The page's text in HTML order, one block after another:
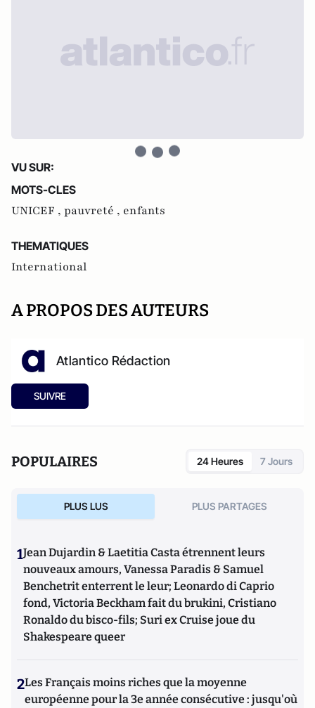
VU SUR:
MOTS-CLES
UNICEF , pauvreté , enfants
THEMATIQUES
International
A PROPOS DES AUTEURS
Atlantico Rédaction
SUIVRE
POPULAIRES 24 Heures 7 Jours
PLUS LUS PLUS PARTAGES
1Jean Dujardin & Laetitia Casta étrennent leurs
nouveaux amours, Vanessa Paradis & Samuel
Benchetrit enterrent le leur; Leonardo di Caprio
fond, Victoria Beckham fait du brukini, Cristiano
Ronaldo du bisco-fils; Suri ex Cruise joue du
Shakespeare queer
2Les Français moins riches que la moyenne
européenne pour la 3e année consécutive : jusqu'où